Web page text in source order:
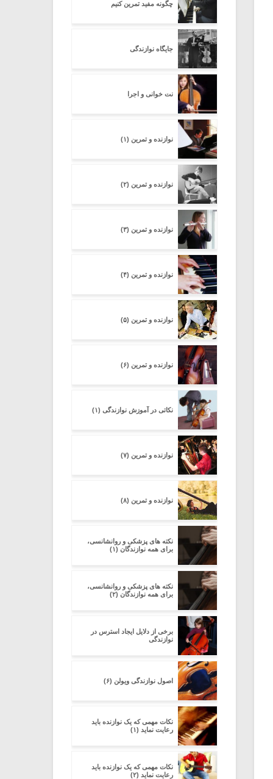
چگونه مفید تمرین کنیم
جایگاه نوازندگی
نت خوانی و اجرا
نوازنده و تمرین (۱)
نوازنده و تمرین (۲)
نوازنده و تمرین (۳)
نوازنده و تمرین (۴)
نوازنده و تمرین (۵)
نوازنده و تمرین (۶)
نکاتی در آموزش نوازندگی (۱)
نوازنده و تمرین (۷)
نوازنده و تمرین (۸)
نکته های پزشکی و روانشانسی،
برای همه نوازندگان (۱)
نکته های پزشکی و روانشانسی،
برای همه نوازندگان (۲)
برخی از دلایل ایجاد استرس در
نوازندگی
اصول نوازندگی ویولن (۶)
نکات مهمی که یک نوازنده باید
رعایت نماید (۱)
نکات مهمی که یک نوازنده باید
رعایت نماید (۲)